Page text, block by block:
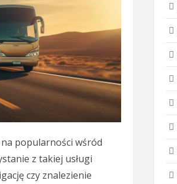
popularności wśród
z takiej usługi
czy znalezienie